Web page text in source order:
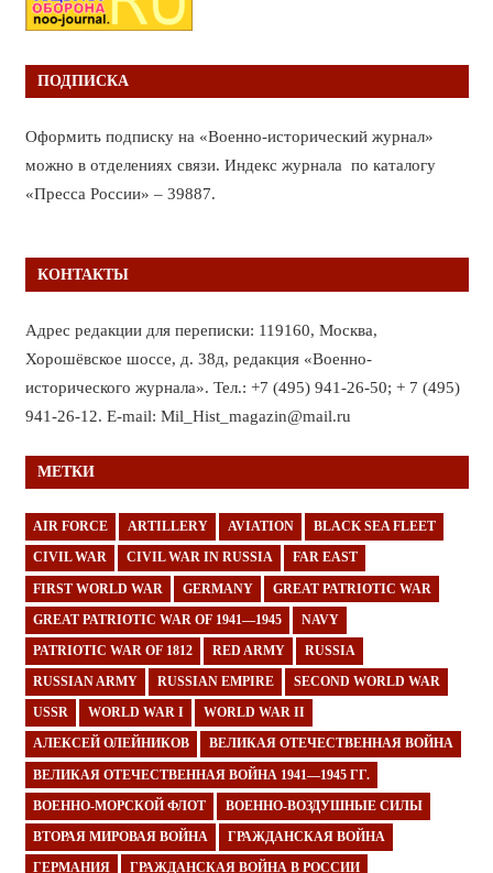
ПОДПИСКА
Оформить подписку на «Военно-исторический журнал»
можно в отделениях связи. Индекс журнала по каталогу
«Пресса России» – 39887.
КОНТАКТЫ
Адрес редакции для переписки: 119160, Москва,
Хорошёвское шоссе, д. 38д, редакция «Военно-
исторического журнала». Тел.: +7 (495) 941-26-50; + 7 (495)
941-26-12. E-mail: Mil_Hist_magazin@mail.ru
МЕТКИ
AIR FORCE ARTILLERY AVIATION BLACK SEA FLEET
CIVIL WAR CIVIL WAR IN RUSSIA FAR EAST
FIRST WORLD WAR GERMANY GREAT PATRIOTIC WAR
GREAT PATRIOTIC WAR OF 1941—1945 NAVY
PATRIOTIC WAR OF 1812 RED ARMY RUSSIA
RUSSIAN ARMY RUSSIAN EMPIRE SECOND WORLD WAR
USSR WORLD WAR I WORLD WAR II
АЛЕКСЕЙ ОЛЕЙНИКОВ ВЕЛИКАЯ ОТЕЧЕСТВЕННАЯ ВОЙНА
ВЕЛИКАЯ ОТЕЧЕСТВЕННАЯ ВОЙНА 1941—1945 ГГ.
ВОЕННО-МОРСКОЙ ФЛОТ ВОЕННО-ВОЗДУШНЫЕ СИЛЫ
ВТОРАЯ МИРОВАЯ ВОЙНА ГРАЖДАНСКАЯ ВОЙНА
ГЕРМАНИЯ ГРАЖДАНСКАЯ ВОЙНА В РОССИИ